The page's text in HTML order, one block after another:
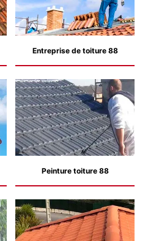
Entreprise de toiture 88
Peinture toiture 88